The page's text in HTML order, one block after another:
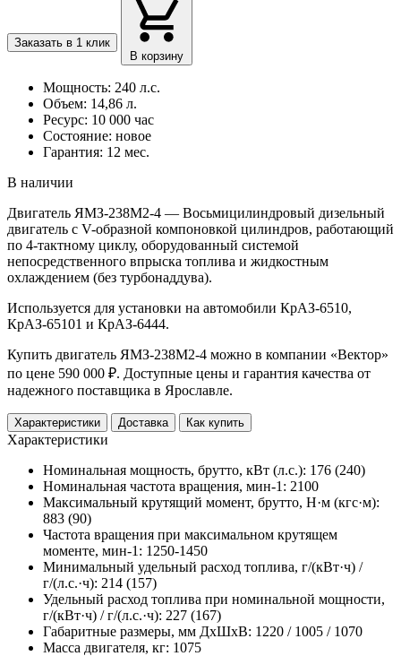
Заказать в 1 клик
В корзину
Мощность: 240 л.с.
Объем: 14,86 л.
Ресурс: 10 000 час
Состояние: новое
Гарантия: 12 мес.
В наличии
Двигатель ЯМЗ-238М2-4 — Восьмицилиндровый дизельный
двигатель с V-образной компоновкой цилиндров, работающий
по 4-тактному циклу, оборудованный системой
непосредственного впрыска топлива и жидкостным
охлаждением (без турбонаддува).
Используется для установки на автомобили КрАЗ-6510,
КрАЗ-65101 и КрАЗ-6444.
Купить двигатель ЯМЗ-238М2-4 можно в компании «Вектор»
по цене 590 000 ₽. Доступные цены и гарантия качества от
надежного поставщика в Ярославле.
Характеристики Доставка Как купить
Характеристики
Номинальная мощность, брутто, кВт (л.с.): 176 (240)
Номинальная частота вращения, мин-1: 2100
Максимальный крутящий момент, брутто, Н·м (кгс·м):
883 (90)
Частота вращения при максимальном крутящем
моменте, мин-1: 1250-1450
Минимальный удельный расход топлива, г/(кВт·ч) /
г/(л.с.·ч): 214 (157)
Удельный расход топлива при номинальной мощности,
г/(кВт·ч) / г/(л.с.·ч): 227 (167)
Габаритные размеры, мм ДхШхВ: 1220 / 1005 / 1070
Масса двигателя, кг: 1075